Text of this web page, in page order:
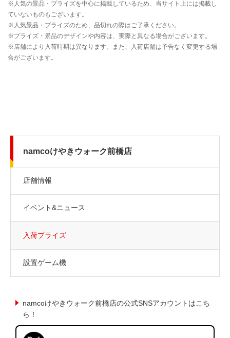
namcoけやきウォーク前橋店
店舗情報
イベント&ニュース
入荷プライズ
設置ゲーム機
namcoけやきウォーク前橋店の公式SNSアカウントはこち
ら！